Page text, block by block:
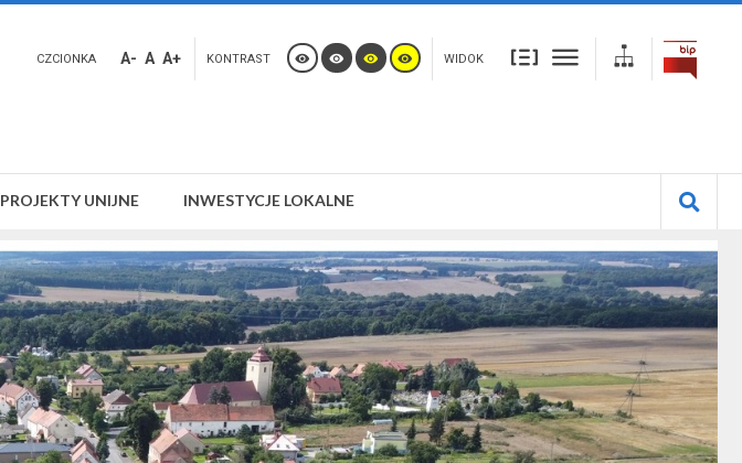
CZCIONKA A- A A+ KONTRAST WIDOK
PROJEKTY UNIJNE INWESTYCJE LOKALNE